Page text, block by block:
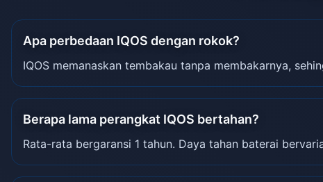
Apa perbedaan IQOS dengan rokok?
IQOS memanaskan tembakau tanpa membakarnya,
Berapa lama perangkat IQOS bertahan?
Rata-rata bergaransi 1 tahun. Daya tahan baterai